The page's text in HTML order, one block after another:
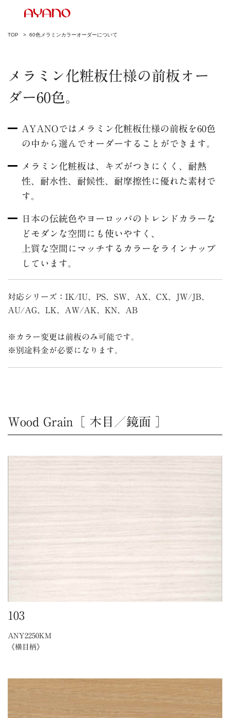
TOP 60色メラミンカラーオーダーについて
メラミン化粧板仕様の前板オー
ダー60色。
AYANOではメラミン化粧板仕様の前板を60色
の中から選んでオーダーすることができます。
メラミン化粧板は、キズがつきにくく、耐熱
性、耐水性、耐候性、耐摩擦性に優れた素材で
す。
日本の伝統色やヨーロッパのトレンドカラーな
どモダンな空間にも使いやすく、
上質な空間にマッチするカラーをラインナップ
しています。
対応シリーズ ：IK/IU、PS、SW、AX、CX、JW/JB、
AU/AG、LK、AW/AK、KN、AB
※カラー変更は前板のみ可能です。
※別途料金が必要になります。
Wood Grain 木目／鏡面
103
ANY2250KM
《横目柄》